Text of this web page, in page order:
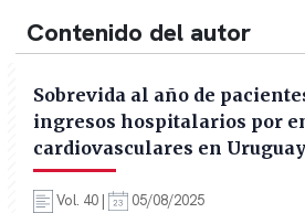
Contenido del autor
Sobrevida al año de
ingresos hospitalarios por
cardiovasculares en
Vol. 40 | 05/08/2025